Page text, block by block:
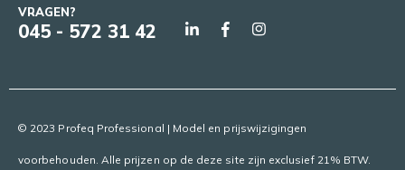
VRAGEN?
045 - 572 31 42
© 2023 Profeq Professional | Model en prijswijzigingen
voorbehouden. Alle prijzen op de deze site zijn exclusief 21% BTW.